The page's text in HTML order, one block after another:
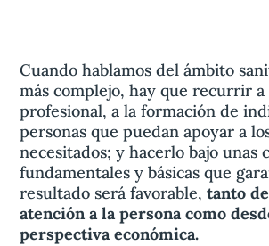
Cuando hablamos del ámbito
más complejo, hay que recurrir
profesional, a la formación de
personas que puedan apoyar a
necesitados; y hacerlo bajo unas
fundamentales y básicas que
resultado será favorable,tanto
atención a la persona como
perspectiva económica.